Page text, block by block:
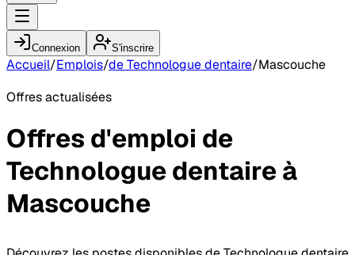
Connexion S'inscrire
Accueil/Emplois/de Technologue dentaire/Mascouche
Offres actualisées
Offres d'emploi de
Technologue dentaireà
Mascouche